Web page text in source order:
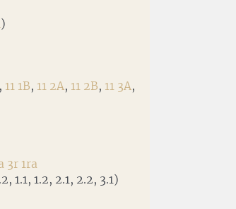
)
11 1B, 11 2A, 11 2B, 11 3A,
3r 1ra
1.1, 1.2, 2.1, 2.2, 3.1)